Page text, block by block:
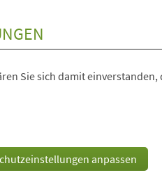
Sie sich damit einverstanden,
anpassen